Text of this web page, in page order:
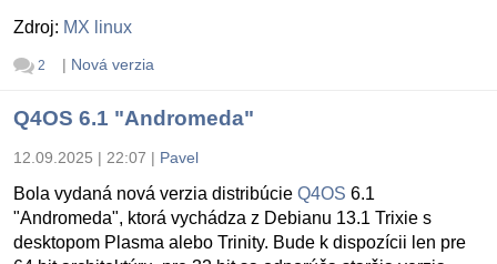
Zdroj: MX linux
2 | Nová verzia
Q4OS 6.1 "Andromeda"
12.09.2025 | 22:07 | Pavel
Bola vydaná nová verzia distribúcie Q4OS 6.1
"Andromeda", ktorá vychádza z Debianu 13.1 Trixie s
desktopom Plasma alebo Trinity. Bude k dispozícii len pre